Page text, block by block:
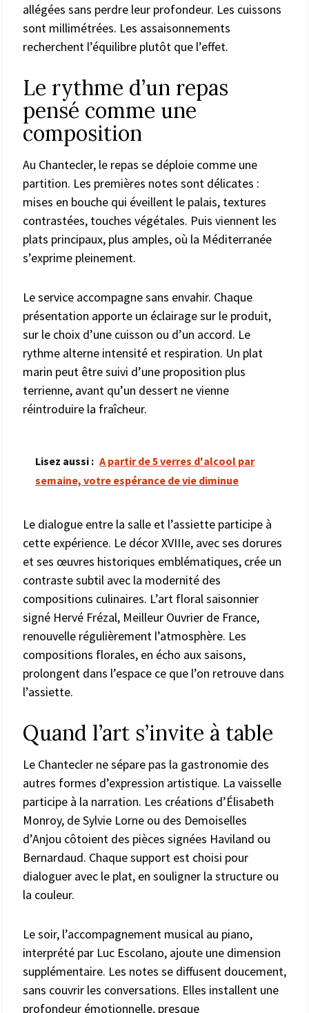
allégées sans perdre leur profondeur. Les cuissons
sont millimétrées. Les assaisonnements
recherchent l’équilibre plutôt que l’effet.
Le rythme d’un repas
pensé comme une
composition
Au Chantecler, le repas se déploie comme une
partition. Les premières notes sont délicates :
mises en bouche qui éveillent le palais, textures
contrastées, touches végétales. Puis viennent les
plats principaux, plus amples, où la Méditerranée
s’exprime pleinement.
Le service accompagne sans envahir. Chaque
présentation apporte un éclairage sur le produit,
sur le choix d’une cuisson ou d’un accord. Le
rythme alterne intensité et respiration. Un plat
marin peut être suivi d’une proposition plus
terrienne, avant qu’un dessert ne vienne
réintroduire la fraîcheur.
Lisez aussi : A partir de 5 verres d'alcool par
semaine, votre espérance de vie diminue
Le dialogue entre la salle et l’assiette participe à
cette expérience. Le décor XVIIIe, avec ses dorures
et ses œuvres historiques emblématiques, crée un
contraste subtil avec la modernité des
compositions culinaires. L’art floral saisonnier
signé Hervé Frézal, Meilleur Ouvrier de France,
renouvelle régulièrement l’atmosphère. Les
compositions florales, en écho aux saisons,
prolongent dans l’espace ce que l’on retrouve dans
l’assiette.
Quand l’art s’invite à table
Le Chantecler ne sépare pas la gastronomie des
autres formes d’expression artistique. La vaisselle
participe à la narration. Les créations d’Élisabeth
Monroy, de Sylvie Lorne ou des Demoiselles
d’Anjou côtoient des pièces signées Haviland ou
Bernardaud. Chaque support est choisi pour
dialoguer avec le plat, en souligner la structure ou
la couleur.
Le soir, l’accompagnement musical au piano,
interprété par Luc Escolano, ajoute une dimension
supplémentaire. Les notes se diffusent doucement,
sans couvrir les conversations. Elles installent une
profondeur émotionnelle, presque